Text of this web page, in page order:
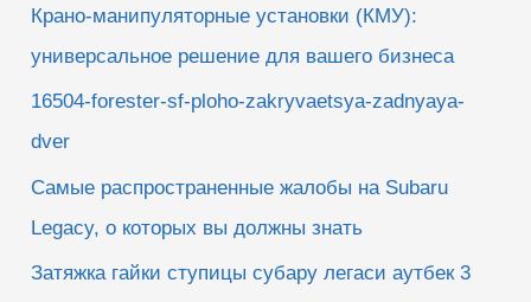
Крано-манипуляторные установки (КМУ):
универсальное решение для вашего бизнеса
16504-forester-sf-ploho-zakryvaetsya-zadnyaya-
dver
Самые распространенные жалобы на Subaru
Legacy, о которых вы должны знать
Затяжка гайки ступицы субару легаси аутбек 3